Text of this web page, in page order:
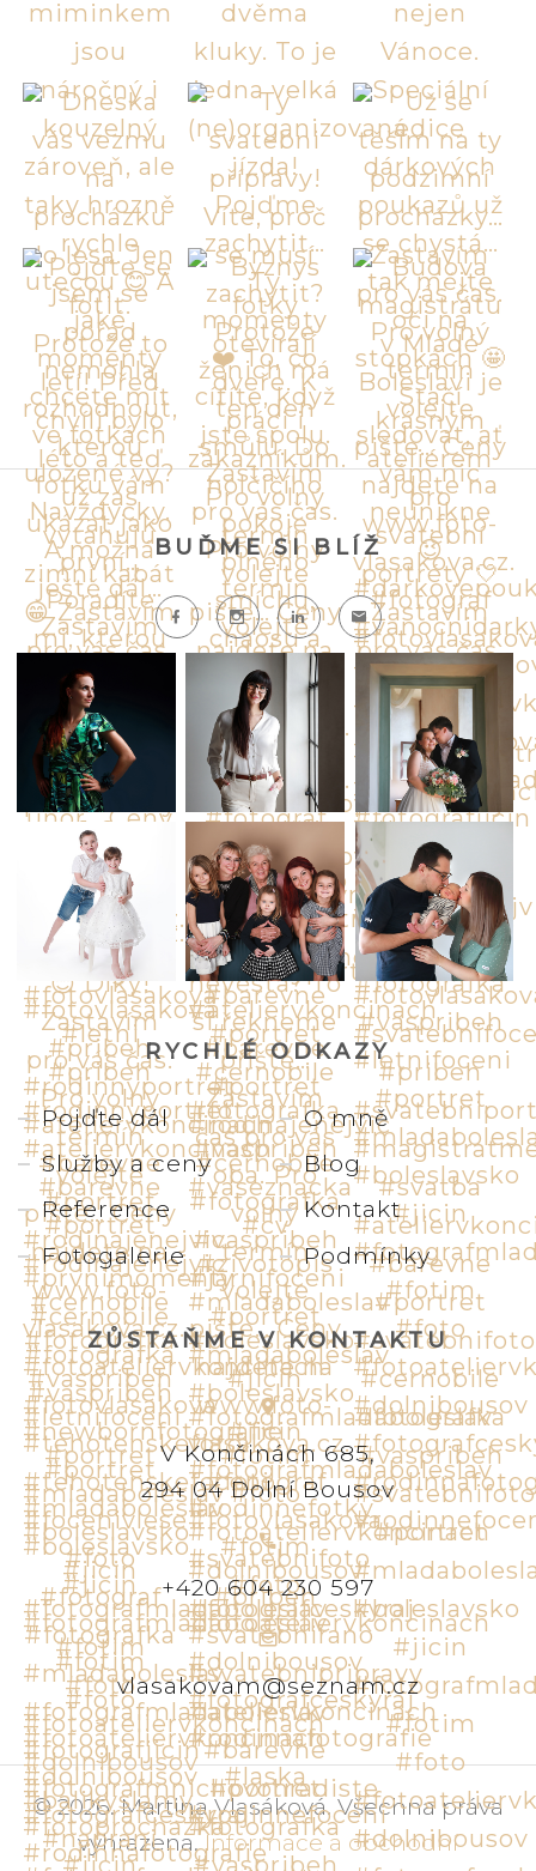
BUĎME SI BLÍŽ
RYCHLÉ ODKAZY
Pojďte dál
Služby a ceny
Reference
Fotogalerie
O mně
Blog
Kontakt
Podmínky
ZŮSTAŇME V KONTAKTU
V Končinách 685,
294 04 Dolní Bousov
+420 604 230 597
vlasakovam@seznam.cz
©2026.Martina Vlasáková.Všechna práva
vyhrazena.Informace a obchodní